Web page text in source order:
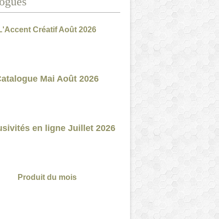
Créatif Août 2026
Mai Août 2026
en ligne Juillet 2026
Produit du mois